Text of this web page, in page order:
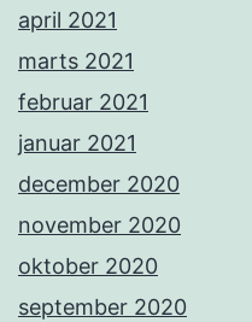
april 2021
marts 2021
februar 2021
januar 2021
december 2020
november 2020
oktober 2020
september 2020